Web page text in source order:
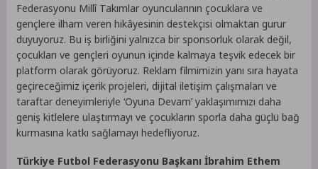
Federasyonu Millî Takımlar oyuncularının çocuklara ve
gençlere ilham veren hikâyesinin destekçisi olmaktan gurur
duyuyoruz. Bu iş birliğini yalnızca bir sponsorluk olarak değil,
çocukları ve gençleri oyunun içinde kalmaya teşvik edecek bir
platform olarak görüyoruz. Reklam filmimizin yanı sıra hayata
geçireceğimiz içerik projeleri, dijital iletişim çalışmaları ve
taraftar deneyimleriyle ‘Oyuna Devam’ yaklaşımımızı daha
geniş kitlelere ulaştırmayı ve çocukların sporla daha güçlü bağ
kurmasına katkı sağlamayı hedefliyoruz.
Türkiye Futbol Federasyonu Başkanı İbrahim Ethem